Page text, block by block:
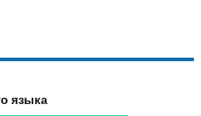
языка